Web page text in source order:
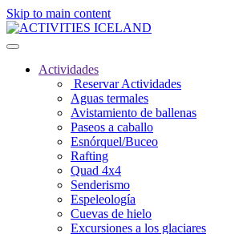
Skip to main content
Actividades
Reservar Actividades
Aguas termales
Avistamiento de ballenas
Paseos a caballo
Esnórquel/Buceo
Rafting
Quad 4x4
Senderismo
Espeleología
Cuevas de hielo
Excursiones a los glaciares